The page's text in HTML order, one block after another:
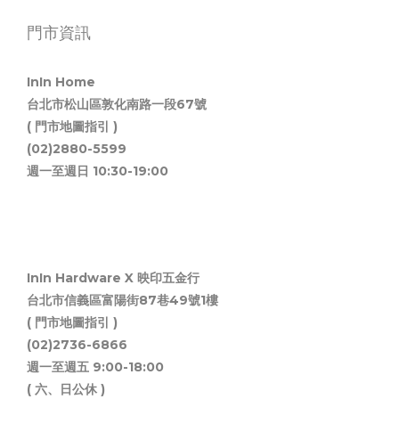
門市資訊
InIn Home
台北市松山區敦化南路一段67號
( 門市地圖指引 )
(02)2880-5599
週一至週日 10:30-19:00
InIn Hardware X 映印五金行
台北市信義區富陽街87巷49號1樓
( 門市地圖指引 )
(02)2736-6866
週一至週五 9:00-18:00
( 六、日公休 )